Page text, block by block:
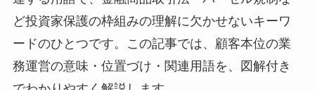
ど投資家保護の枠組みの理解に欠かせないキーワ
ードのひとつです。この記事では、顧客本位の業
務運営の意味・位置づけ・関連用語を、図解付き